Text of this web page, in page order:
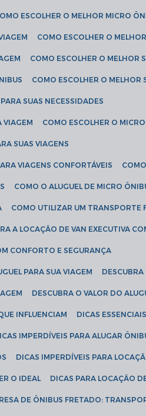
COMO ESCOLHER O MELHOR MICRO
COMO ESCOLHER O
COMO ESCOLHER O MELHOR
COMO ESCOLHER O
SUAS NECESSIDADES
VIAGEM COMO ESCOLHER O
SUAS VIAGENS
VIAGENS CONFORTÁVEIS
COMO O ALUGUEL DE MICRO
COMO UTILIZAR UM
A LOCAÇÃO DE VAN EXECUTIVA
CONFORTO E SEGURANÇA
PARA SUA VIAGEM
DESCUBRA O VALOR DO
INFLUENCIAM DICAS
DICAS IMPERDÍVEIS PARA ALUGAR
DICAS IMPERDÍVEIS PARA
O IDEAL DICAS PARA LOCAÇÃO
DE ÔNIBUS FRETADO: